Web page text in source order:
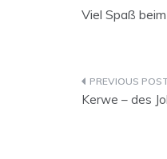
Viel Spaß
Kerwe – des